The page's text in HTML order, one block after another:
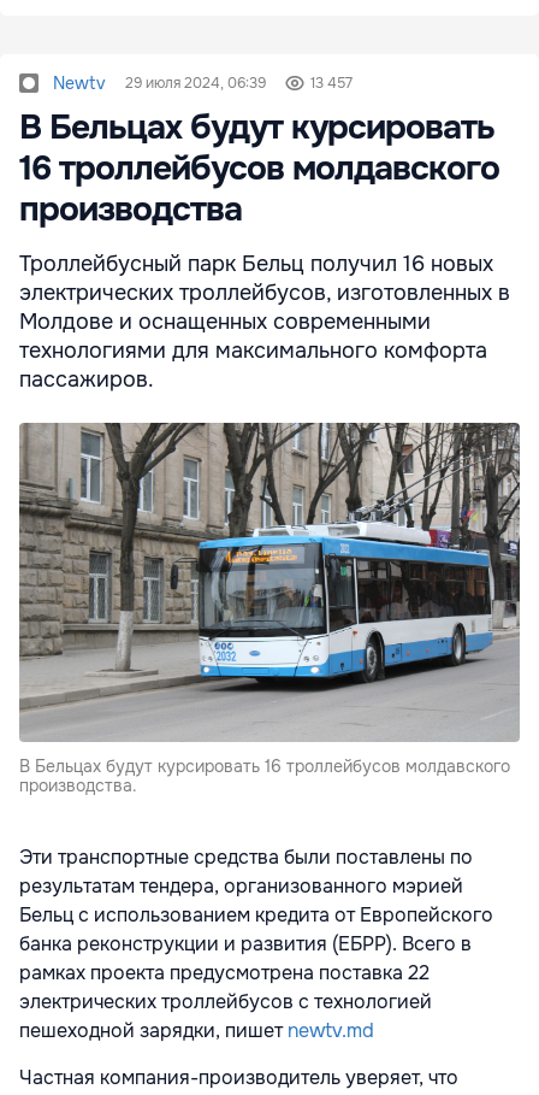
Newtv 29 июля 2024, 06:39 13 457
В Бельцах будут курсировать
16 троллейбусов молдавского
производства
Троллейбусный парк Бельц получил 16 новых
электрических троллейбусов, изготовленных в
Молдове и оснащенных современными
технологиями для максимального комфорта
пассажиров.
В Бельцах будут курсировать 16 троллейбусов молдавского
производства.
Эти транспортные средства были поставлены по
результатам тендера, организованного мэрией
Бельц с использованием кредита от Европейского
банка реконструкции и развития (ЕБРР). Всего в
рамках проекта предусмотрена поставка 22
электрических троллейбусов с технологией
пешеходной зарядки, пишетnewtv.md
Частная компания-производитель уверяет, что